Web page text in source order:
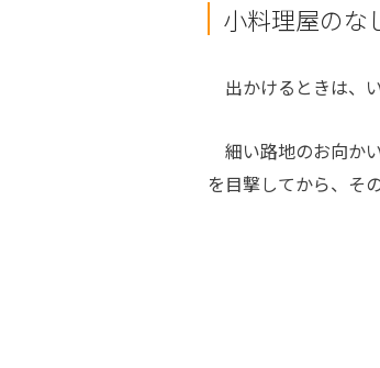
小料理屋のな
出かけるときは、
細い路地のお向か
を目撃してから、そ